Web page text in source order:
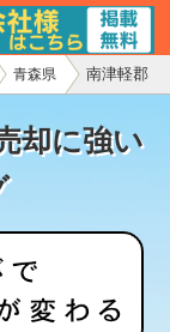
青森県 南津軽郡
却に強い